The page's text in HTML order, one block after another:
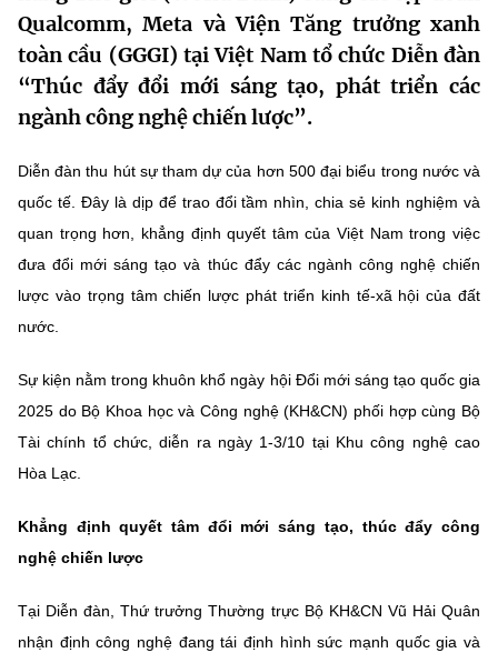
Sở Khoa học và Công nghệ
Chuyển đổi số
Bưu chính, Viễn thông
Tiêu chuẩn, đo lường, chất lượng
Năng lượng nguyên tử
Tin tổng hợp
Văn bản QPPL
Văn bản chỉ đạo điều hành
MST IOFFICE
THỐNG KÊ
Khoa học và Công nghệ
Chuyển đổi số
Bưu chính, Viễn thông
Tiêu chuẩn, đo lường, chất lượng
Multimedia
THƯ ĐIỆN TỬ
Khác
Videos
Infographic
Voice
Nhiệm vụ trọng tâm
Vietnamese
Qualcomm, Meta và Viện Tăng trưởng xanh
toàn cầu (GGGI) tại Việt Nam tổ chức Diễn đàn
“Thúc đẩy đổi mới sáng tạo, phát triển các
ngành công nghệ chiến lược”.
Diễn đàn thu hút sự tham dự của hơn 500 đại biểu trong nước và
quốc tế. Đây là dịp để trao đổi tầm nhìn, chia sẻ kinh nghiệm và
quan trọng hơn, khẳng định quyết tâm của Việt Nam trong việc
đưa đổi mới sáng tạo và thúc đẩy các ngành công nghệ chiến
lược vào trọng tâm chiến lược phát triển kinh tế-xã hội của đất
nước.
Sự kiện nằm trong khuôn khổ ngày hội Đổi mới sáng tạo quốc gia
2025 do Bộ Khoa học và Công nghệ (KH&CN) phối hợp cùng Bộ
Tài chính tổ chức, diễn ra ngày 1-3/10 tại Khu công nghệ cao
Hòa Lạc.
Khẳng định quyết tâm đổi mới sáng tạo, thúc đẩy công
nghệ chiến lược
Tại Diễn đàn, Thứ trưởng Thường trực Bộ KH&CN Vũ Hải Quân
nhận định công nghệ đang tái định hình sức mạnh quốc gia và